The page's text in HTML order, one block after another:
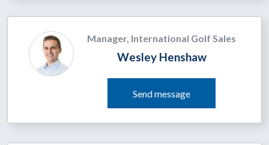
Manager, International Golf Sales
Wesley Henshaw
Send message